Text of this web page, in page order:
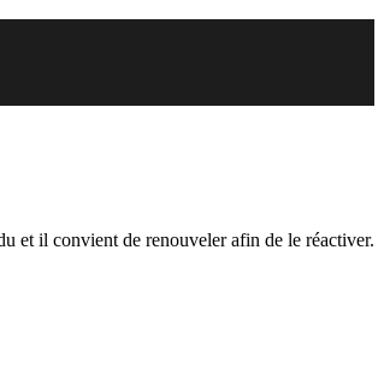
et il convient de renouveler afin de le réactiver.